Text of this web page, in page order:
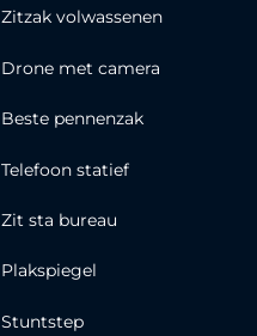
Zitzak volwassenen
Drone met camera
Beste pennenzak
Telefoon statief
Zit sta bureau
Plakspiegel
Stuntstep